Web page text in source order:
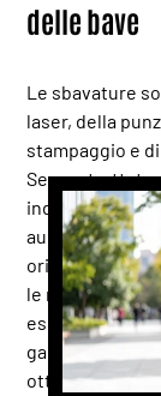
delle bave
Le sbavature
laser, della
stampaggio e
Se non
indebolire i
aumentare i
orientano
le macchine
essenziale
garantendo
ottimali a valle.